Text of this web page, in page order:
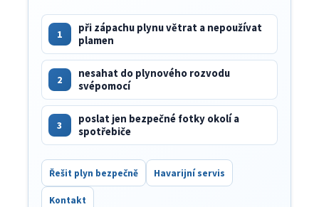
1
při zápachu plynu větrat a nepoužívat
plamen
2
nesahat do plynového rozvodu
svépomocí
3
poslat jen bezpečné fotky okolí a
spotřebiče
Řešit plyn bezpečně Havarijní servis
Kontakt